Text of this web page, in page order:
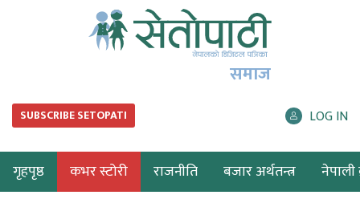
समाज
SUBSCRIBE SETOPATI LOG IN
गृहपृष्ठ कभर स्टोरी राजनीति बजार अर्थतन्त्र नेपाली